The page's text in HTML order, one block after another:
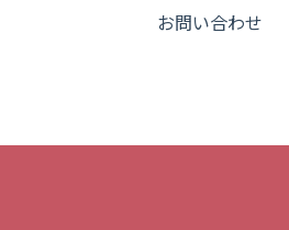
ューを表示 お問い合わせ